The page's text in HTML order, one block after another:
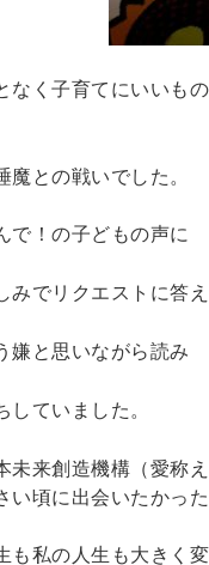
なく子育てにいいも
魔との戦いでした。
で！の子どもの声に
みでリクエストに答え
嫌と思いながら読み
していました。
未来創造機構（愛称
い頃に出会いたかった
も私の人生も大きく